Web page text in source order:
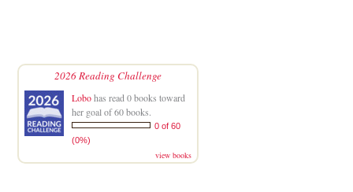
2026 Reading Challenge
Lobohas read 0 books toward
her goal of 60 books.
0 of 60
(0%)
view books